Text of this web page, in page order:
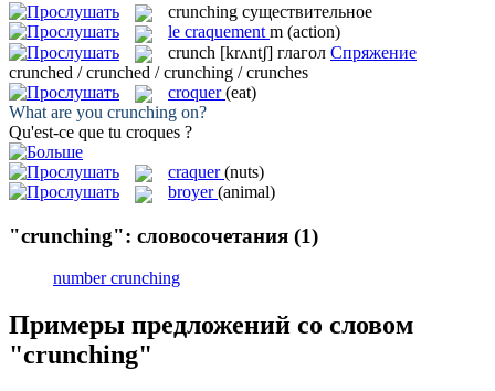
crunching существительное
le craquement m (action)
crunch [krʌntʃ] глагол Спряжение
crunched / crunched / crunching / crunches
croquer (eat)
What are you crunching on?
Qu'est-ce que tu croques ?
craquer (nuts)
broyer (animal)
"crunching": словосочетания (1)
number crunching
Примеры предложений со словом
"crunching"